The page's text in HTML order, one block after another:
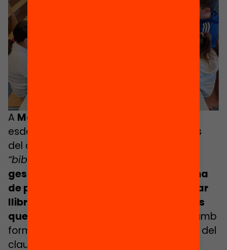
A Mollerussa
esdevingut un dels espais més estimats
del centre gràcies al
“bibliopati”
gestionen la biblioteca durant l’estona
de pati, ajudant els més petits a trobar
llibres, fer préstecs i descobrir lectures
que els captivin
. Aquesta tasca es fa amb
formació prèvia i amb molta implicació del
claustre. La biblioteca ja no és un espai